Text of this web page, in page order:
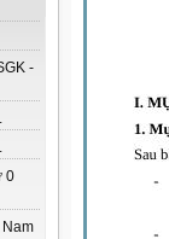
-
0
Nam